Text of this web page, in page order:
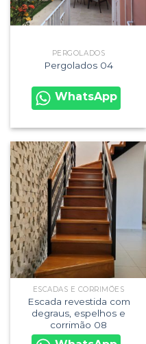
PERGOLADOS
Pergolados 04
WhatsApp
ESCADAS E CORRIMÕES
Escada revestida com
degraus, espelhos e
corrimão 08